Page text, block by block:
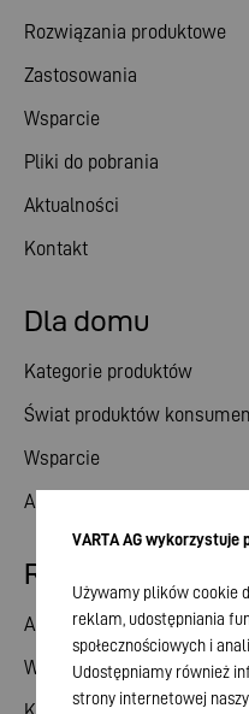
Dla domu
Kategorie produktów
Świat produktów
Wsparcie
Aktualności
Rozwiązania produktowe
Zastosowania
Wsparcie
Pliki do pobrania
Aktualności
Kontakt
Relacje
Akcje
Walne zgromadzenie
VARTA AG
Używamy plików cookie
reklam, udostępniania
społecznościowych i
Udostępniamy również
strony internetowej